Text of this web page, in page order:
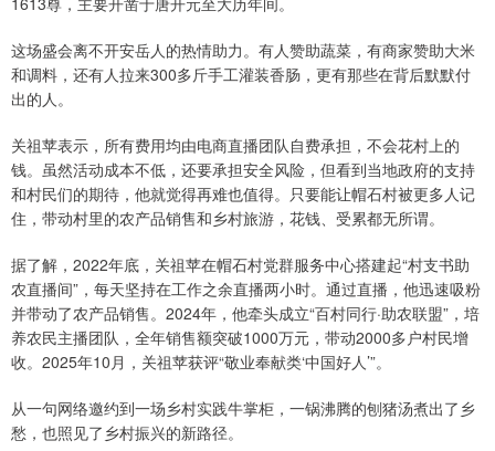
这场盛会离不开安岳人的热情助力。有人赞助蔬菜，有商家赞助大米
和调料，还有人拉来300多斤手工灌装香肠，更有那些在背后默默付
出的人。
关祖苹表示，所有费用均由电商直播团队自费承担，不会花村上的
钱。虽然活动成本不低，还要承担安全风险，但看到当地政府的支持
和村民们的期待，他就觉得再难也值得。只要能让帽石村被更多人记
住，带动村里的农产品销售和乡村旅游，花钱、受累都无所谓。
据了解，2022年底，关祖苹在帽石村党群服务中心搭建起“村支书助
农直播间”，每天坚持在工作之余直播两小时。通过直播，他迅速吸粉
并带动了农产品销售。2024年，他牵头成立“百村同行·助农联盟”，培
养农民主播团队，全年销售额突破1000万元，带动2000多户村民增
收。2025年10月，关祖苹获评“敬业奉献类‘中国好人’”。
从一句网络邀约到一场乡村实践牛掌柜，一锅沸腾的刨猪汤煮出了乡
愁，也照见了乡村振兴的新路径。